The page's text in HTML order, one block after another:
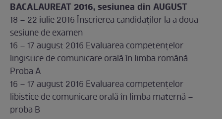
BACALAUREAT 2016, sesiunea din AUGUST
18 – 22 iulie 2016 Înscrierea candidaților la a doua
sesiune de examen
16 – 17 august 2016 Evaluarea competențelor
lingistice de comunicare orală în limba română –
Proba A
16 – 17 august 2016 Evaluarea competențelor
libistice de comunicare orală în limba maternă –
proba B